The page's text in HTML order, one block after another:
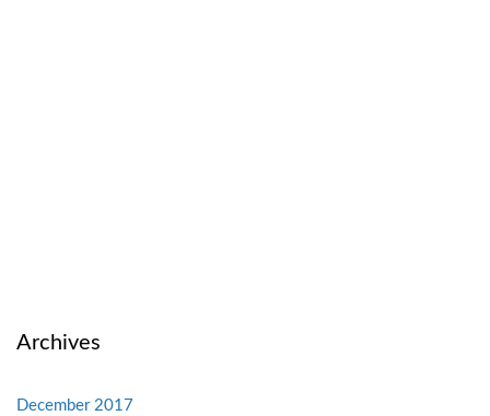
Archives
December 2017